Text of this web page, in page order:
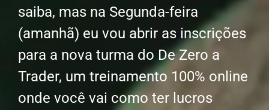
saiba, mas na Segunda-feira
(amanhã) eu vou abrir as inscrições
para a nova turma do De Zero a
Trader, um treinamento 100% online
onde você vai como ter lucros